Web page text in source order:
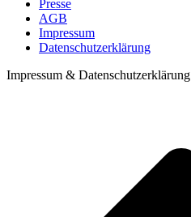
Presse
AGB
Impressum
Datenschutzerklärung
Impressum & Datenschutzerklärung